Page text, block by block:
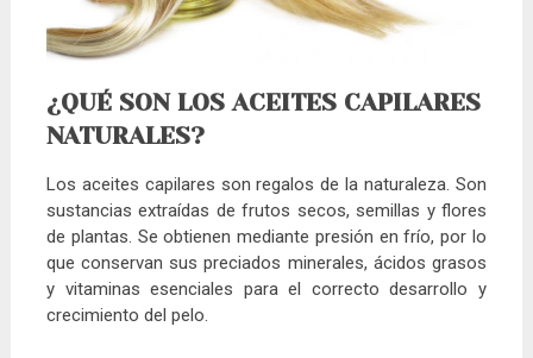
¿QUÉ SON LOS ACEITES CAPILARES
NATURALES?
Los aceites capilares son regalos de la naturaleza. Son
sustancias extraídas de frutos secos, semillas y flores
de plantas. Se obtienen mediante presión en frío, por lo
que conservan sus preciados minerales, ácidos grasos
y vitaminas esenciales para el correcto desarrollo y
crecimiento del pelo.